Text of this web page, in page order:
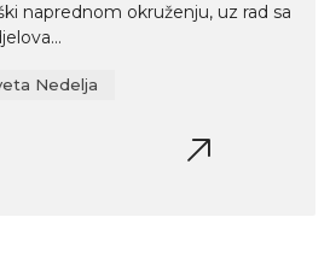
naprednom okruženju, uz rad sa
Nedelja